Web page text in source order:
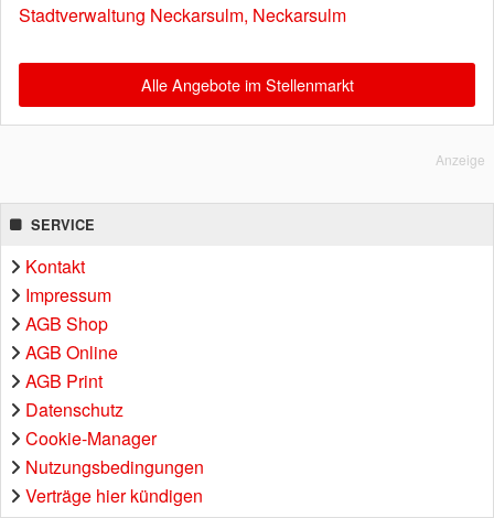
Stadtverwaltung Neckarsulm, Neckarsulm
Alle Angebote im Stellenmarkt
Anzeige
SERVICE
Kontakt
Impressum
AGB Shop
AGB Online
AGB Print
Datenschutz
Cookie-Manager
Nutzungsbedingungen
Verträge hier kündigen